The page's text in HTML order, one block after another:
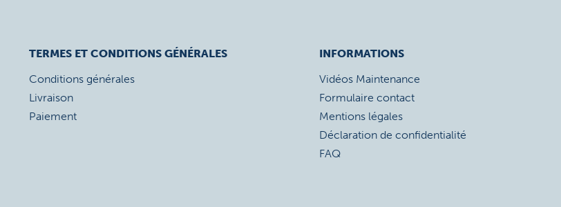
TERMES ET CONDITIONS GÉNÉRALES
Conditions générales
Livraison
Paiement
INFORMATIONS
Vidéos Maintenance
Formulaire contact
Mentions légales
Déclaration de confidentialité
FAQ